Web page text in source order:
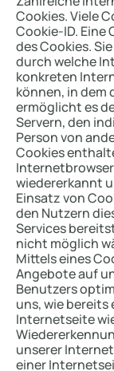
Cookies. Viele
Cookie-ID. Eine
des Cookies.
durch welche
konkreten
können, in dem
ermöglicht es
Servern, den
Person von
Cookies
wiedererkannt
Einsatz von
den Nutzern
Services
nicht möglich
Mittels eines
Angebote auf
Benutzers
uns, wie
Internetseite
unserer
einer